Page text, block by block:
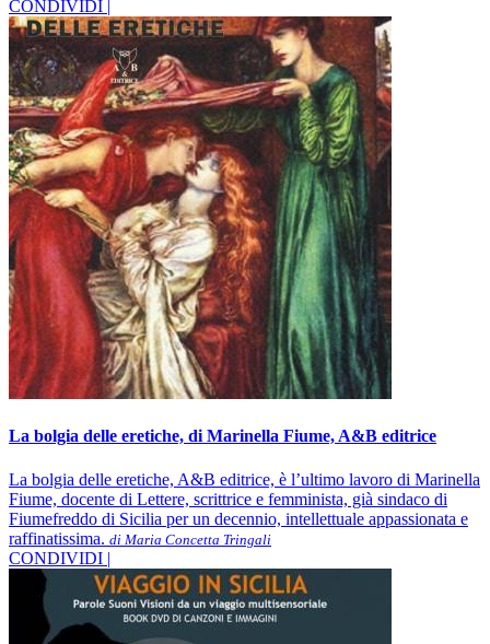
CONDIVIDI |
La bolgia delle eretiche, di Marinella Fiume, A&B editrice
La bolgia delle eretiche, A&B editrice, è l’ultimo lavoro di Marinella
Fiume, docente di Lettere, scrittrice e femminista, già sindaco di
Fiumefreddo di Sicilia per un decennio, intellettuale appassionata e
raffinatissima. di Maria Concetta Tringali
CONDIVIDI |